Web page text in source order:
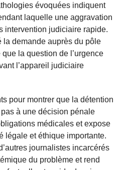
évoquées indiquent
laquelle une aggravation
intervention judiciaire rapide.
la demande auprès du pôle
la question de l’urgence
l’appareil judiciaire
pour montrer que la détention
à une décision pénale
médicales et expose
légale et éthique importante.
journalistes incarcérés
du problème et rend